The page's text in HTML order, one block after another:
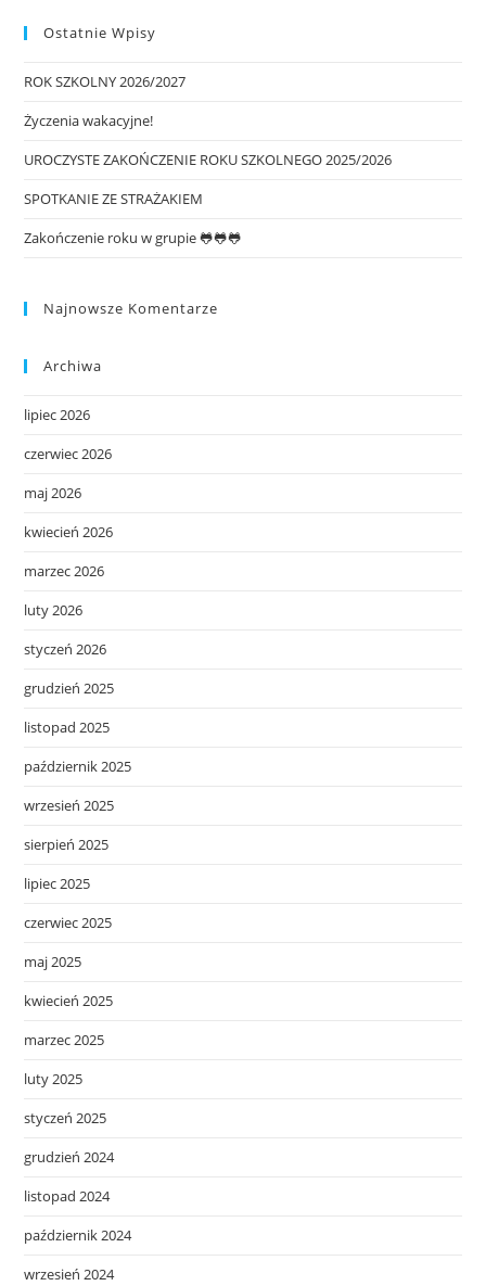
Ostatnie Wpisy
ROK SZKOLNY 2026/2027
Życzenia wakacyjne!
UROCZYSTE ZAKOŃCZENIE ROKU SZKOLNEGO 2025/2026
SPOTKANIE ZE STRAŻAKIEM
Zakończenie roku w grupie 🐸🐸🐸
Najnowsze Komentarze
Archiwa
lipiec 2026
czerwiec 2026
maj 2026
kwiecień 2026
marzec 2026
luty 2026
styczeń 2026
grudzień 2025
listopad 2025
październik 2025
wrzesień 2025
sierpień 2025
lipiec 2025
czerwiec 2025
maj 2025
kwiecień 2025
marzec 2025
luty 2025
styczeń 2025
grudzień 2024
listopad 2024
październik 2024
wrzesień 2024